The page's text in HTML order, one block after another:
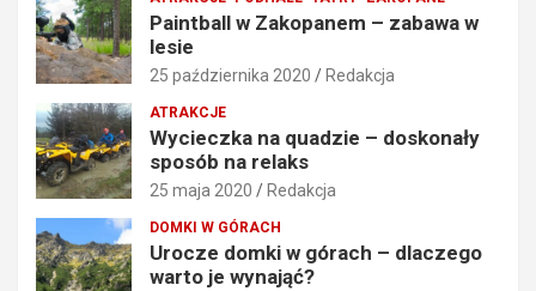
Paintball w Zakopanem – zabawa w
lesie
25 października 2020 Redakcja
ATRAKCJE
Wycieczka na quadzie – doskonały
sposób na relaks
25 maja 2020 Redakcja
DOMKI W GÓRACH
Urocze domki w górach – dlaczego
warto je wynająć?